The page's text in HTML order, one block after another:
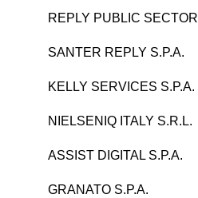
REPLY PUBLIC SECTOR
SANTER REPLY S.P.A.
KELLY SERVICES S.P.A.
NIELSENIQ ITALY S.R.L.
ASSIST DIGITAL S.P.A.
GRANATO S.P.A.